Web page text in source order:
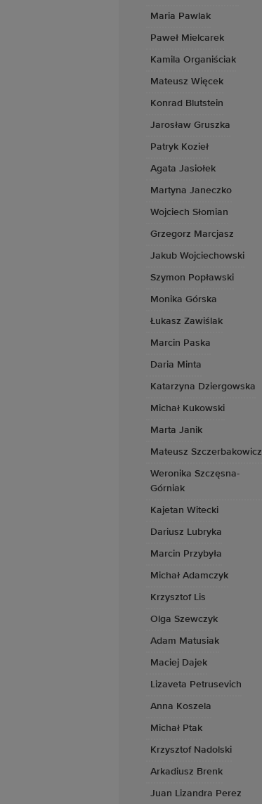
Maria Pawlak
Paweł Mielcarek
Kamila Organiściak
Mateusz Więcek
Konrad Blutstein
Jarosław Gruszka
Patryk Kozieł
Agata Jasiołek
Martyna Janeczko
Wojciech Słomian
Grzegorz Marcjasz
Jakub Wojciechowski
Szymon Popławski
Monika Górska
Łukasz Zawiślak
Marcin Paska
Daria Minta
Katarzyna Dziergowska
Michał Kukowski
Marta Janik
Mateusz Szczerbakowicz
Weronika Szczęsna-
Górniak
Kajetan Witecki
Dariusz Lubryka
Marcin Przybyła
Michał Adamczyk
Krzysztof Lis
Olga Szewczyk
Adam Matusiak
Maciej Dajek
Lizaveta Petrusevich
Anna Koszela
Michał Ptak
Krzysztof Nadolski
Arkadiusz Brenk
Juan Lizandra Perez